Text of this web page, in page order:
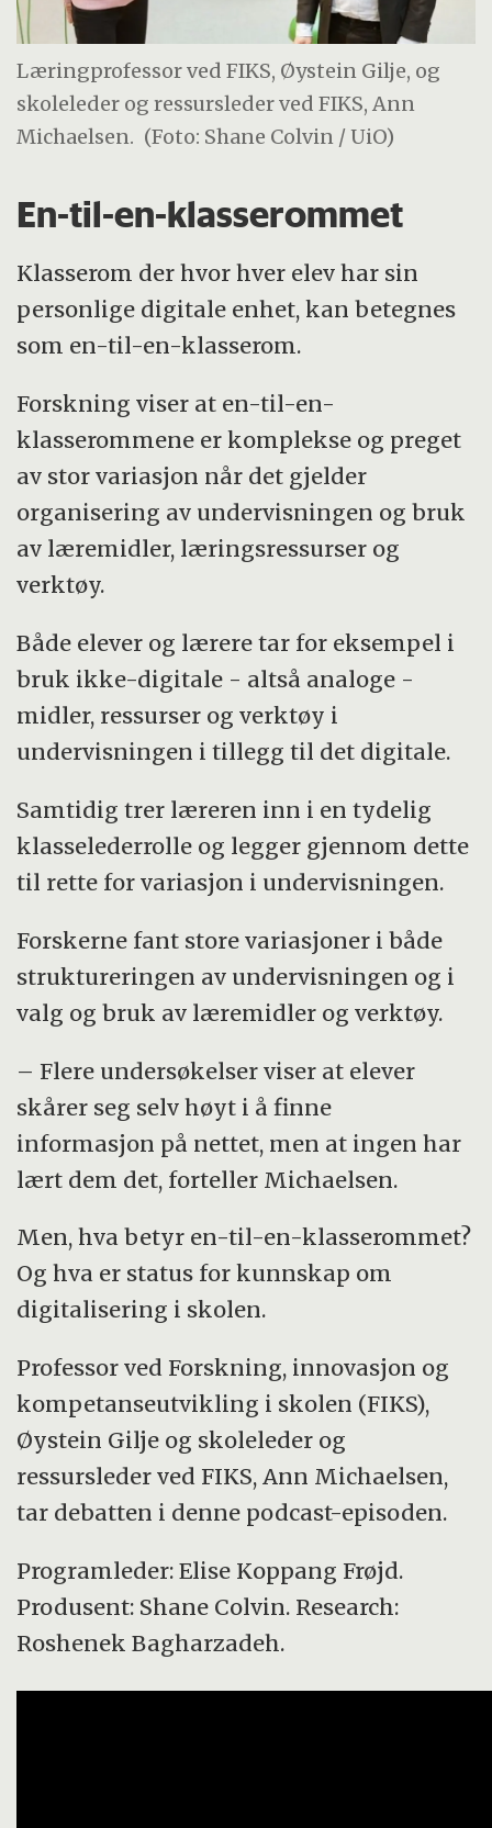
Læringprofessor ved FIKS, Øystein Gilje, og
skoleleder og ressursleder ved FIKS, Ann
Michaelsen. (Foto: Shane Colvin / UiO)
En-til-en-klasserommet
Klasserom der hvor hver elev har sin
personlige digitale enhet, kan betegnes
som en-til-en-klasserom.
Forskning viser at en-til-en-
klasserommene er komplekse og preget
av stor variasjon når det gjelder
organisering av undervisningen og bruk
av læremidler, læringsressurser og
verktøy.
Både elever og lærere tar for eksempel i
bruk ikke-digitale - altså analoge -
midler, ressurser og verktøy i
undervisningen i tillegg til det digitale.
Samtidig trer læreren inn i en tydelig
klasselederrolle og legger gjennom dette
til rette for variasjon i undervisningen.
Forskerne fant store variasjoner i både
struktureringen av undervisningen og i
valg og bruk av læremidler og verktøy.
– Flere undersøkelser viser at elever
skårer seg selv høyt i å finne
informasjon på nettet, men at ingen har
lært dem det, forteller Michaelsen.
Men, hva betyr en-til-en-klasserommet?
Og hva er status for kunnskap om
digitalisering i skolen.
Professor ved Forskning, innovasjon og
kompetanseutvikling i skolen (FIKS),
Øystein Gilje og skoleleder og
ressursleder ved FIKS, Ann Michaelsen,
tar debatten i denne podcast-episoden.
Programleder: Elise Koppang Frøjd.
Produsent: Shane Colvin. Research:
Roshenek Bagharzadeh.